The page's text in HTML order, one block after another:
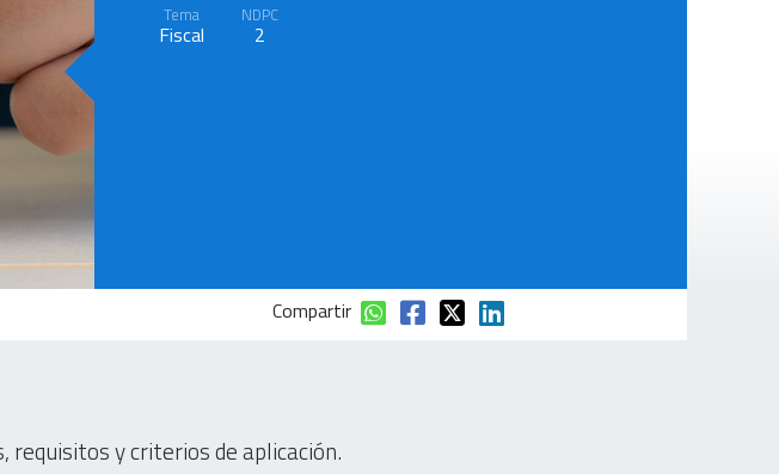
Tema
Fiscal
NDPC
2
Compartir
requisitos y criterios de aplicación.